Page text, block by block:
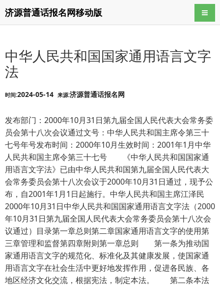
济源普通话报名网移动版 导航
中华人民共和国国家通用语言文字
法
时间:2024-05-14 来源:济源普通话报名网
发布部门：2000年10月31日第九届全国人民代表大会常务委
员会第十八次会议通过文号：中华人民共和国主席令第三十
七号年号发布时间：2000年10月生效时间：2001年1月中华
人民共和国主席令第三十七号 《中华人民共和国国家通
用语言文字法》已由中华人民共和国第九届全国人民代表大
会常务委员会第十八次会议于2000年10月31日通过，现予公
布，自2001年1月1日起施行。中华人民共和国主席江泽民
2000年10月31日中华人民共和国国家通用语言文字法（2000
年10月31日第九届全国人民代表大会常务委员会第十八次会
议通过）目录第一章总则第二章国家通用语言文字的使用第
三章管理和监督第四章附则第一章总则 第一条为推动国
家通用语言文字的规范化、标准化及其健康发展，使国家通
用语言文字在社会生活中更好地发挥作用，促进各民族、各
地区经济文化交流，根据宪法，制定本法。 第二条本法